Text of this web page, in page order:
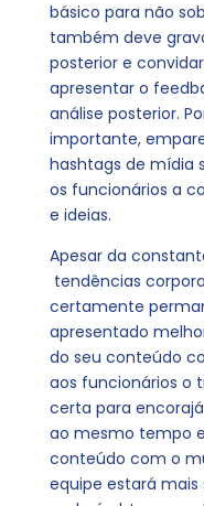
básico para não
também deve
posterior e
apresentar o
análise posterior.
importante,
hashtags de mídia
os funcionários a
e ideias.
Apesar da
tendências
certamente
apresentado
do seu conteúdo
aos funcionários o
certa para
ao mesmo tempo
conteúdo com o
equipe estará